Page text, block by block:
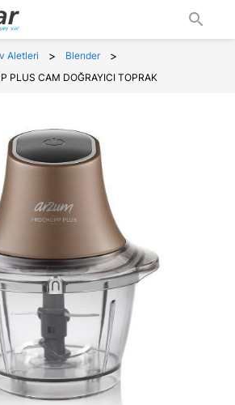
search
Aletleri > Blender >
PLUS CAM DOĞRAYICI TOPRAK